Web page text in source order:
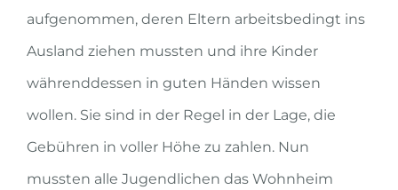
aufgenommen, deren Eltern arbeitsbedingt ins
Ausland ziehen mussten und ihre Kinder
währenddessen in guten Händen wissen
wollen. Sie sind in der Regel in der Lage, die
Gebühren in voller Höhe zu zahlen. Nun
mussten alle Jugendlichen das Wohnheim